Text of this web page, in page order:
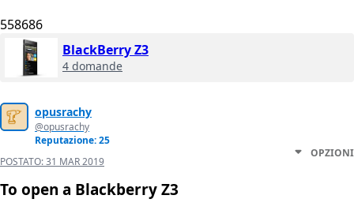
558686
BlackBerry Z3
4 domande
opusrachy
@opusrachy
Reputazione: 25
POSTATO:31 MAR 2019
OPZIONI
To open a Blackberry Z3